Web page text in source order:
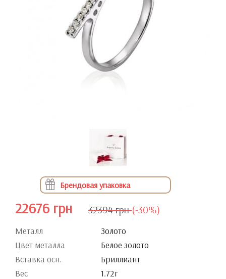
Брендовая упаковка
22676 грн 32394 грн (-30%)
Металл
Золото
Цвет металла
Белое золото
Вставка осн.
Бриллиант
Вес
1.72г